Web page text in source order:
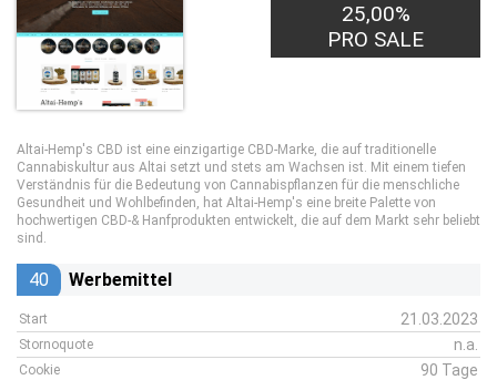
25,00%
PRO SALE
Altai-Hemp's CBD ist eine einzigartige CBD-Marke, die auf traditionelle
Cannabiskultur aus Altai setzt und stets am Wachsen ist. Mit einem tiefen
Verständnis für die Bedeutung von Cannabispflanzen für die menschliche
Gesundheit und Wohlbefinden, hat Altai-Hemp's eine breite Palette von
hochwertigen CBD-& Hanfprodukten entwickelt, die auf dem Markt sehr beliebt
sind.
40 Werbemittel
Start 21.03.2023
Stornoquote n.a.
Cookie 90 Tage